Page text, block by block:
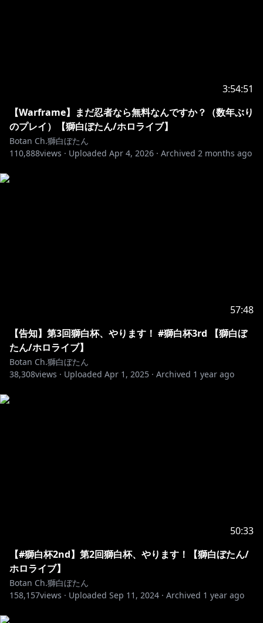
豪華出演者による3人1組で構成された合計8チームによ
るチーム対抗トーナメント戦
【Day2】4月12日(日) - 12：00~
411/
┈┈┈┈┈┈┈┈┈┈┈┈┈┈┈┈┈
🔸新着情報/New!
┈┈┈┈┈┈┈┈┈┈┈┈┈┈┈┈┈
🔸各種リンク・メンバーシップ
┈┈┈┈┈┈┈┈┈┈┈┈┈┈┈┈┈
3:54:51
【Warframe】まだ忍者なら無料なんですか？（数年ぶり
のプレイ）【獅白ぼたん/ホロライブ】
Botan Ch.獅白ぼたん
110,888views · Uploaded Apr 4, 2026 · Archived 2 months ago
57:48
【告知】第3回獅白杯、やります！ #獅白杯3rd 【獅白ぼ
たん/ホロライブ】
Botan Ch.獅白ぼたん
38,308views · Uploaded Apr 1, 2025 · Archived 1 year ago
50:33
【#獅白杯2nd】第2回獅白杯、やります！【獅白ぼたん/
ホロライブ】
Botan Ch.獅白ぼたん
158,157views · Uploaded Sep 11, 2024 · Archived 1 year ago